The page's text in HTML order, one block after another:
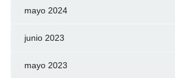
mayo 2024
junio 2023
mayo 2023